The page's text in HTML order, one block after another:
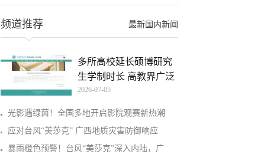
最新国内新闻
频道推荐
多所高校延长硕博研究
生学制时长 高教界广泛
2026-07-05
光影遇绿茵！全国多地开启影院观赛新热潮
应对台风“美莎克” 广西地质灾害防御响应
暴雨橙色预警！台风“美莎克”深入内陆，广